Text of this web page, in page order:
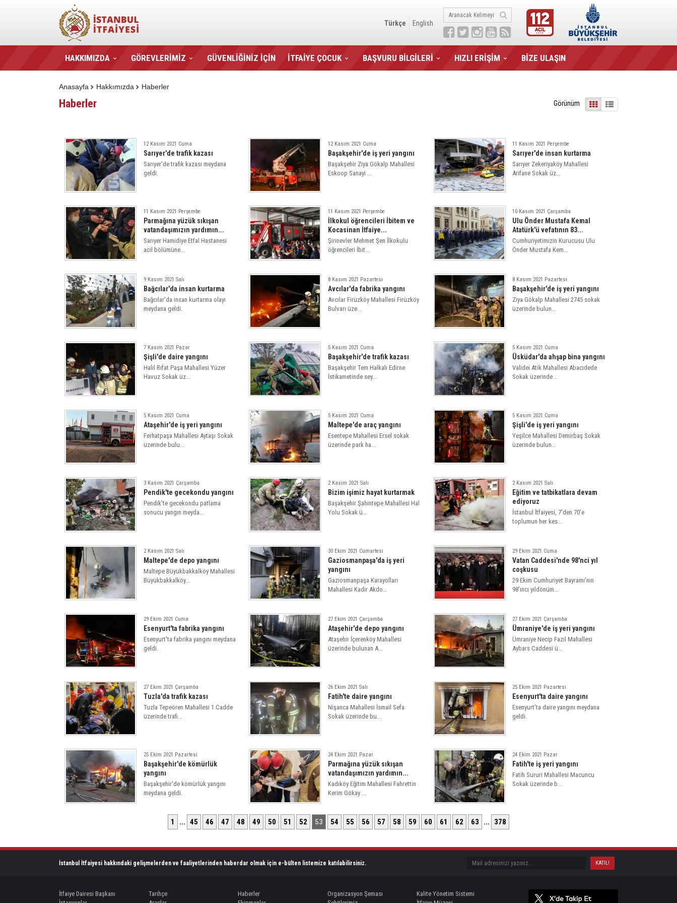
Türkçe English
HAKKIMIZDA GÖREVLERİMİZ GÜVENLİĞİNİZ İÇİN İTFAİYE ÇOCUK BAŞVURU BİLGİLERİ HIZLI ERİŞİM BİZE ULAŞIN
Haberler
Hakkımızda
Anasayfa
Haberler Görünüm
12 Kasım 2021 Cuma
Sarıyer'de trafik kazası
Sarıyer'de trafik kazası meydana
geldi.
12 Kasım 2021 Cuma
Başakşehir'de iş yeri yangını
Başakşehir Ziya Gökalp Mahallesi
Eskoop Sanayi ...
11 Kasım 2021 Perşembe
Sarıyer'de insan kurtarma
Sarıyer Zekeriyaköy Mahallesi
Arifane Sokak üz...
11 Kasım 2021 Perşembe
Parmağına yüzük sıkışan
vatandaşımızın yardımın...
Sarıyer Hamidiye Etfal Hastanesi
acil bölümüne...
11 Kasım 2021 Perşembe
İlkokul öğrencileri İbitem ve
Kocasinan İtfaiye...
Şirinevler Mehmet Şen İlkokulu
öğrencileri İbit...
10 Kasım 2021 Çarşamba
Ulu Önder Mustafa Kemal
Atatürk'ü vefatının 83...
Cumhuriyetimizin Kurucusu Ulu
Önder Mustafa Kem...
9 Kasım 2021 Salı
Bağcılar'da insan kurtarma
Bağcılar'da insan kurtarma olayı
meydana geldi.
8 Kasım 2021 Pazartesi
Avcılar'da fabrika yangını
Avcılar Firüzköy Mahallesi Firüzköy
Bulvarı üze...
8 Kasım 2021 Pazartesi
Başakşehir'de iş yeri yangını
Ziya Gökalp Mahallesi 2745 sokak
üzerinde bulun...
7 Kasım 2021 Pazar
Şişli'de daire yangını
Halil Rıfat Paşa Mahallesi Yüzer
Havuz Sokak üz...
5 Kasım 2021 Cuma
Başakşehir'de trafik kazası
Başakşehir Tem Halkalı Edirne
İstikametinde sey...
5 Kasım 2021 Cuma
Üsküdar'da ahşap bina yangını
Validei Atik Mahallesi Abacıdede
Sokak üzerinde...
5 Kasım 2021 Cuma
Ataşehir'de iş yeri yangını
Ferhatpaşa Mahallesi Aytaşı Sokak
üzerinde bulu...
5 Kasım 2021 Cuma
Maltepe'de araç yangını
Esentepe Mahallesi Ersel sokak
üzerinde park ha...
5 Kasım 2021 Cuma
Şişli'de iş yeri yangını
Yeşilce Mahallesi Demirbaş Sokak
üzerinde bulun...
3 Kasım 2021 Çarşamba
Pendik'te gecekondu yangını
Pendik'te gecekondu patlama
sonucu yangın meyda...
2 Kasım 2021 Salı
Bizim işimiz hayat kurtarmak
Başakşehir Şahintepe Mahallesi Hal
Yolu Sokak ü...
2 Kasım 2021 Salı
Eğitim ve tatbikatlara devam
ediyoruz
İstanbul İtfaiyesi, 7’den 70’e
toplumun her kes...
2 Kasım 2021 Salı
Maltepe'de depo yangını
Maltepe Büyükbakkalköy Mahallesi
Büyükbakkalköy...
30 Ekim 2021 Cumartesi
Gaziosmanpaşa'da iş yeri
yangını
Gaziosmanpaşa Karayolları
Mahallesi Kadir Akdo...
29 Ekim 2021 Cuma
Vatan Caddesi'nde 98'nci yıl
coşkusu
29 Ekim Cumhuriyet Bayramı’nın
98’ıncı yıldönüm...
29 Ekim 2021 Cuma
Esenyurt'ta fabrika yangını
Esenyurt'ta fabrika yangını meydana
geldi.
27 Ekim 2021 Çarşamba
Ataşehir'de depo yangını
Ataşehir İçerenköy Mahallesi
üzerinde bulunan A...
27 Ekim 2021 Çarşamba
Ümraniye'de iş yeri yangını
Ümraniye Necip Fazıl Mahallesi
Aybars Caddesi ü...
27 Ekim 2021 Çarşamba
Tuzla'da trafik kazası
Tuzla Tepeören Mahallesi 1.Cadde
üzerinde trafi...
26 Ekim 2021 Salı
Fatih'te daire yangını
Nişanca Mahallesi İsmail Sefa
Sokak üzerinde bu...
25 Ekim 2021 Pazartesi
Esenyurt'ta daire yangını
Esenyurt'ta daire yangını meydana
geldi.
25 Ekim 2021 Pazartesi
Başakşehir'de kömürlük
yangını
Başakşehir'de kömürlük yangını
meydana geldi.
24 Ekim 2021 Pazar
Parmağına yüzük sıkışan
vatandaşımızın yardımın...
Kadıköy Eğitim Mahallesi Fahrettin
Kerim Gökay ...
24 Ekim 2021 Pazar
Fatih'te iş yeri yangını
Fatih Sururi Mahallesi Macuncu
Sokak üzerinde b...
1 ... 45 46 47 48 49 50 51 52 53 54 55 56 57 58 59 60 61 62 63 ... 378
İstanbul İtfaiyesi hakkındaki gelişmelerden ve faaliyetlerinden haberdar olmak için e-bülten listemize katılabilirsiniz.
İtfaiye Dairesi Başkanı Tarihçe Haberler Organizasyon Şeması
Kalite Yönetim Sistemi